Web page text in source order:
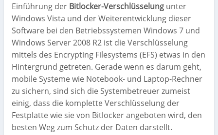
Einführung der Bitlocker-Verschlüsselung unter
Windows Vista und der Weiterentwicklung dieser
Software bei den Betriebssystemen Windows 7 und
Windows Server 2008 R2 ist die Verschlüsselung
mittels des Encrypting Filesystems (EFS) etwas in den
Hintergrund getreten. Gerade wenn es darum geht,
mobile Systeme wie Notebook- und Laptop-Rechner
zu sichern, sind sich die Systembetreuer zumeist
einig, dass die komplette Verschlüsselung der
Festplatte wie sie von Bitlocker angeboten wird, den
besten Weg zum Schutz der Daten darstellt.